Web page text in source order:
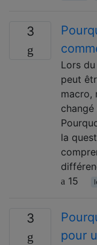
3
Lors
peut
macro,
la
15
3
pour